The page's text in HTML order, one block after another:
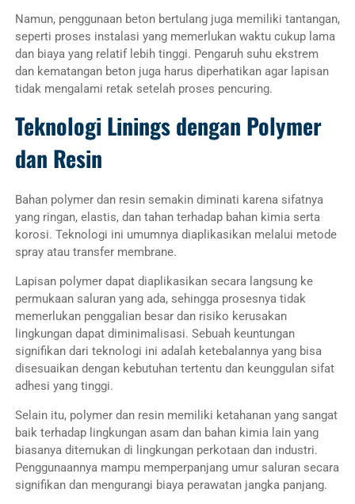
Namun, penggunaan beton bertulang juga memiliki tantangan,
seperti proses instalasi yang memerlukan waktu cukup lama
dan biaya yang relatif lebih tinggi. Pengaruh suhu ekstrem
dan kematangan beton juga harus diperhatikan agar lapisan
tidak mengalami retak setelah proses pencuring.
Teknologi Linings dengan Polymer
dan Resin
Bahan polymer dan resin semakin diminati karena sifatnya
yang ringan, elastis, dan tahan terhadap bahan kimia serta
korosi. Teknologi ini umumnya diaplikasikan melalui metode
spray atau transfer membrane.
Lapisan polymer dapat diaplikasikan secara langsung ke
permukaan saluran yang ada, sehingga prosesnya tidak
memerlukan penggalian besar dan risiko kerusakan
lingkungan dapat diminimalisasi. Sebuah keuntungan
signifikan dari teknologi ini adalah ketebalannya yang bisa
disesuaikan dengan kebutuhan tertentu dan keunggulan sifat
adhesi yang tinggi.
Selain itu, polymer dan resin memiliki ketahanan yang sangat
baik terhadap lingkungan asam dan bahan kimia lain yang
biasanya ditemukan di lingkungan perkotaan dan industri.
Penggunaannya mampu memperpanjang umur saluran secara
signifikan dan mengurangi biaya perawatan jangka panjang.